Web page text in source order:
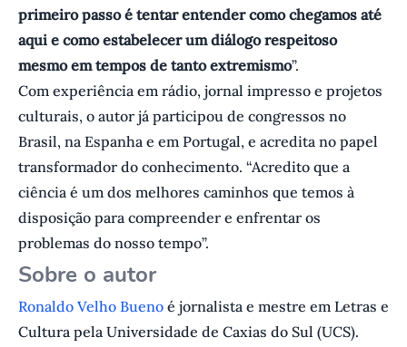
primeiro passo é tentar entender como chegamos até
aqui e como estabelecer um diálogo respeitoso
mesmo em tempos de tanto extremismo”.
Com experiência em rádio, jornal impresso e projetos
culturais, o autor já participou de congressos no
Brasil, na Espanha e em Portugal, e acredita no papel
transformador do conhecimento. “Acredito que a
ciência é um dos melhores caminhos que temos à
disposição para compreender e enfrentar os
problemas do nosso tempo”.
Sobre o autor
Ronaldo Velho Bueno é jornalista e mestre em Letras e
Cultura pela Universidade de Caxias do Sul (UCS).